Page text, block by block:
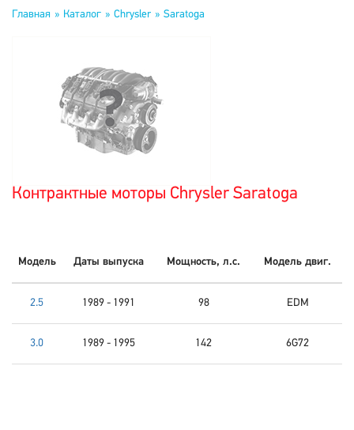
Главная Каталог Chrysler Saratoga
Контрактные моторы Chrysler Saratoga
Модель Даты выпуска Мощность, л.с. Модель двиг.
2.5 1989 - 1991 98 EDM
3.0 1989 - 1995 142 6G72